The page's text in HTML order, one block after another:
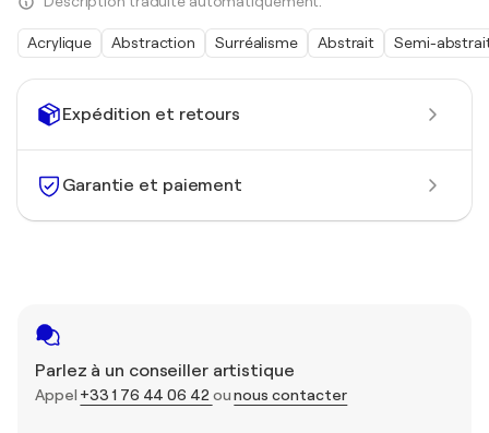
Expédition et retours
Garantie et paiement
Parlez à un conseiller artistique
Appel +33 1 76 44 06 42 ounous contacter
Acrylique Abstraction Surréalisme Abstrait Semi-